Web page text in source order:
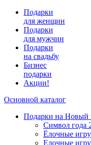
Подарки
для женщин
Подарки
для мужчин
Подарки
на свадьбу
Бизнес
подарки
Акции!
Основной каталог
Подарки на Новый
Символ года
Ёлочные
Елочные